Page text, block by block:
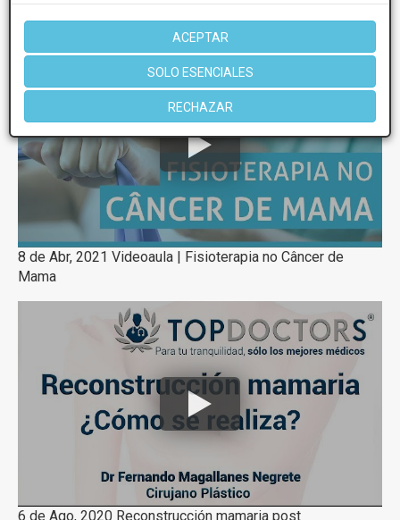
ACEPTAR
SOLO ESENCIALES
RECHAZAR
Specializzato per Traumi ...
8 de Abr, 2021 Videoaula | Fisioterapia no Câncer de
Mama
6 de Ago, 2020 Reconstrucción mamaria post